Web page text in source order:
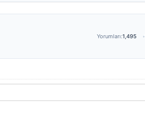
Yorumları:1,495